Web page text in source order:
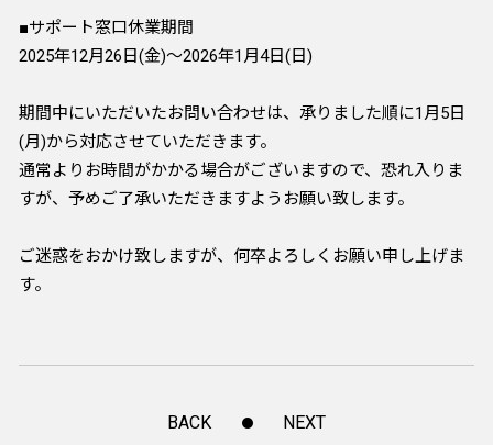
■サポート窓口休業期間
2025年12月26日(金)～2026年1月4日(日)
期間中にいただいたお問い合わせは、承りました順に1月5日
(月)から対応させていただきます。
通常よりお時間がかかる場合がございますので、恐れ入りま
すが、予めご了承いただきますようお願い致します。
ご迷惑をおかけ致しますが、何卒よろしくお願い申し上げま
す。
BACK NEXT